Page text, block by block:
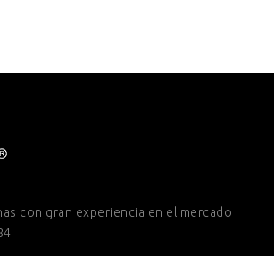
con gran experiencia en el mercado